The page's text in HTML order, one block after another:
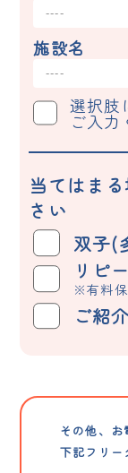
施設名
選択肢
ご入力
当てはま
さい
双子(
リピ
※有料
ご紹
その他、
下記フリー